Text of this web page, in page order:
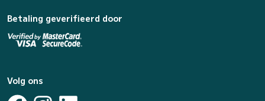
Betaling geverifieerd door
Volg ons